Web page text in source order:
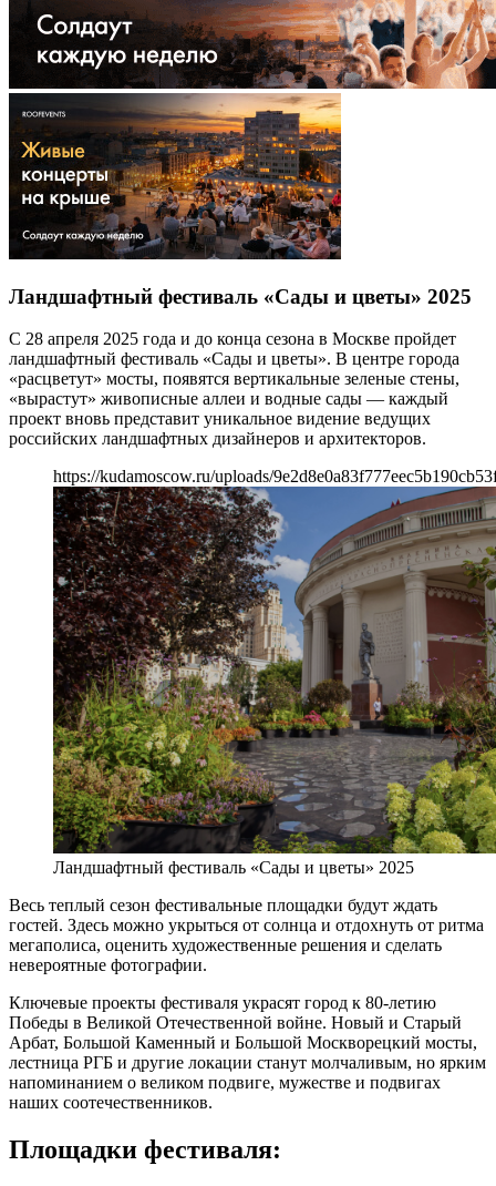
Ландшафтный фестиваль «Сады и цветы» 2025
С 28 апреля 2025 года и до конца сезона в Москве пройдет
ландшафтный фестиваль «Сады и цветы». В центре города
«расцветут» мосты, появятся вертикальные зеленые стены,
«вырастут» живописные аллеи и водные сады — каждый
проект вновь представит уникальное видение ведущих
российских ландшафтных дизайнеров и архитекторов.
https://kudamoscow.ru/uploads/
Ландшафтный фестиваль «Сады и цветы» 2025
Весь теплый сезон фестивальные площадки будут ждать
гостей. Здесь можно укрыться от солнца и отдохнуть от ритма
мегаполиса, оценить художественные решения и сделать
невероятные фотографии.
Ключевые проекты фестиваля украсят город к 80-летию
Победы в Великой Отечественной войне. Новый и Старый
Арбат, Большой Каменный и Большой Москворецкий мосты,
лестница РГБ и другие локации станут молчаливым, но ярким
напоминанием о великом подвиге, мужестве и подвигах
наших соотечественников.
Площадки фестиваля: